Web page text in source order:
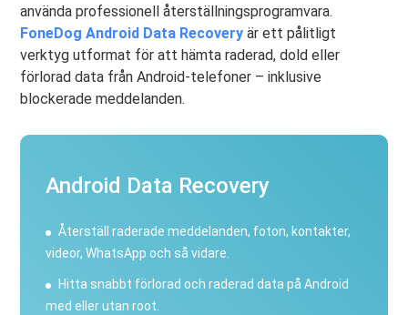
använda professionell återställningsprogramvara.
FoneDog Android Data Recovery är ett pålitligt
verktyg utformat för att hämta raderad, dold eller
förlorad data från Android-telefoner – inklusive
blockerade meddelanden.
Android Data Recovery
Återställ raderade meddelanden, foton, kontakter,
videor, WhatsApp och så vidare.
Hitta snabbt förlorad och raderad data på Android
med eller utan root.